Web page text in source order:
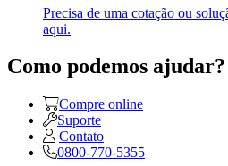
Precisa de uma cotação ou
aqui.
Como podemos ajudar?
Compre online
Suporte
Contato
0800-770-5355